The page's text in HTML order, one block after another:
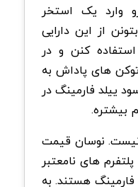
وارد یک استخر
از این دارایی
کنن و در
های پاداش به
ییلد فارمینگ در
بیشتره.
نوسان قیمت
های نامعتبر
هستند. به